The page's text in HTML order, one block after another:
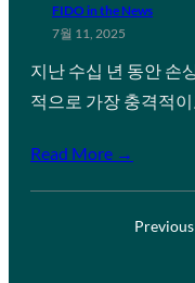
FIDO in the News
7월 11, 2025
지난 수십 년 동안 손
적으로 가장 충격적
Read More →
Previous